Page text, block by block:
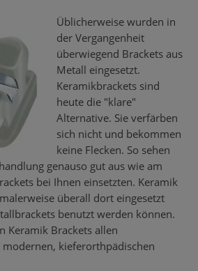
Üblicherweise wurden in
der Vergangenheit
überwiegend Brackets aus
Metall eingesetzt.
Keramikbrackets sind
heute die "klare"
Alternative. Sie verfärben
sich nicht und bekommen
keine Flecken. So sehen
genauso gut aus wie am
bei Ihnen einsetzten. Keramik
überall dort eingesetzt
benutzt werden können.
Keramik Brackets allen
kieferorthpädischen